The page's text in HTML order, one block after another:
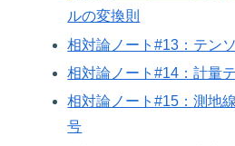
ルの変換則
相対論ノート#13：テン
相対論ノート#14：計量
相対論ノート#15：測地
号